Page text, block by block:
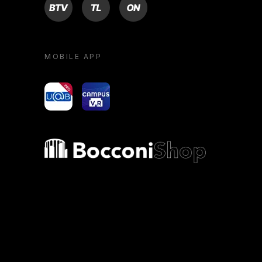
MOBILE APP
yoU@B Campus VR
Bocconi shop